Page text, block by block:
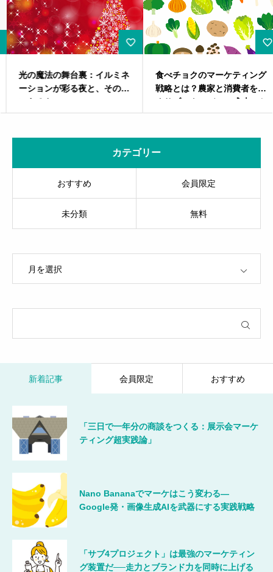
光の魔法の舞台裏：イルミネ
ーションが彩る夜と、その先
にあるもの
食べチョクのマーケティング
戦略とは？農家と消費者を繋
ぐサブスクモデルの成功のカ
ギ
カテゴリー
おすすめ 会員限定
未分類 無料
新着記事 会員限定 おすすめ
「三日で一年分の商談をつくる：展示会マーケ
ティング超実践論」
Nano Bananaでマーケはこう変わる―
Google発・画像生成AIを武器にする実践戦略
「サブ4プロジェクト」は最強のマーケティン
グ装置だ──走力とブランド力を同時に上げる